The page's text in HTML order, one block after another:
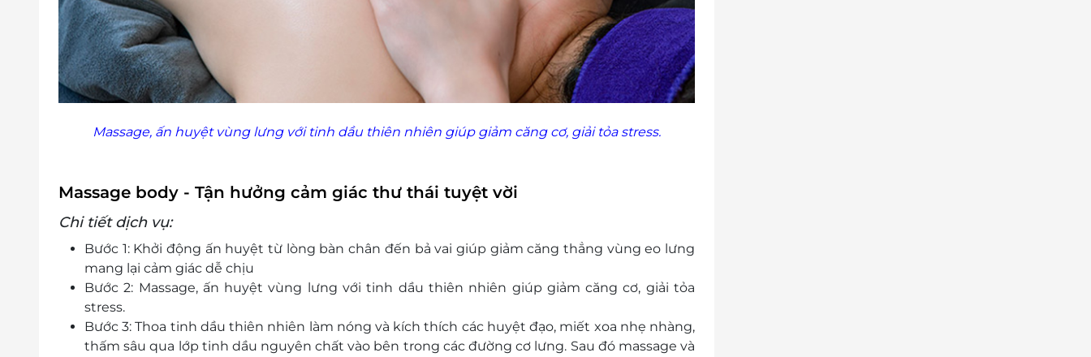
Massage, ấn huyệt vùng lưng với tinh dầu thiên nhiên giúp giảm căng cơ, giải tỏa stress.
Massage body - Tận hưởng cảm giác thư thái tuyệt vời
Chi tiết dịch vụ:
Bước 1: Khởi động ấn huyệt từ lòng bàn chân đến bả vai giúp giảm căng thẳng vùng eo lưng
mang lại cảm giác dễ chịu
Bước 2: Massage, ấn huyệt vùng lưng với tinh dầu thiên nhiên giúp giảm căng cơ, giải tỏa
stress.
Bước 3: Thoa tinh dầu thiên nhiên làm nóng và kích thích các huyệt đạo, miết xoa nhẹ nhàng,
thấm sâu qua lớp tinh dầu nguyên chất vào bên trong các đường cơ lưng. Sau đó massage và